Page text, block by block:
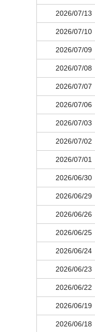
2026/07/13
2026/07/10
2026/07/09
2026/07/08
2026/07/07
2026/07/06
2026/07/03
2026/07/02
2026/07/01
2026/06/30
2026/06/29
2026/06/26
2026/06/25
2026/06/24
2026/06/23
2026/06/22
2026/06/19
2026/06/18